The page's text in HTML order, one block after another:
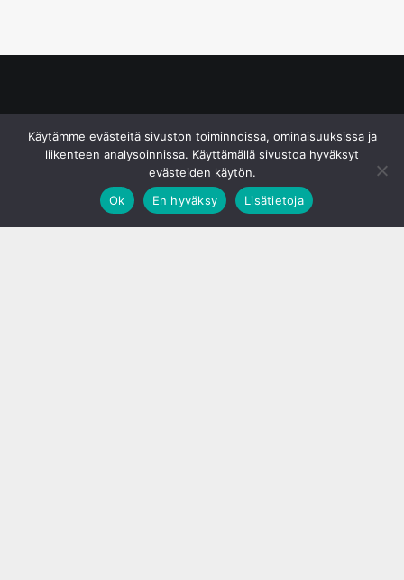
Käytämme evästeitä sivuston toiminnoissa, ominaisuuksissa ja
liikenteen analysoinnissa. Käyttämällä sivustoa hyväksyt
evästeiden käytön.
Ok
En hyväksy Lisätietoja